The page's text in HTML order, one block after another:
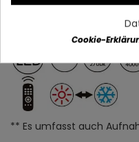
** Es umfasst auch
Cookie-